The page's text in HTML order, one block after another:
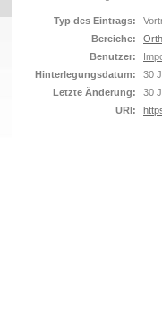
Typ des Eintrags:
Bereiche:
Benutzer:
Hinterlegungsdatum:
30
Letzte Änderung:
30
URI: